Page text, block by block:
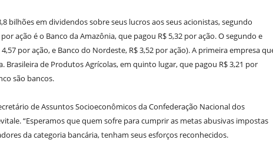
bilhões em dividendos sobre seus lucros aos seus acionistas, segundo
ação é o Banco da Amazônia, que pagou R$ 5,32 por ação. O segundo e
por ação, e Banco do Nordeste, R$ 3,52 por ação). A primeira empresa
Brasileira de Produtos Agrícolas, em quinto lugar, que pagou R$ 3,21 por
são bancos.
de Assuntos Socioeconômicos da Confederação Nacional dos
“Esperamos que quem sofre para cumprir as metas abusivas impostas
da categoria bancária, tenham seus esforços reconhecidos.